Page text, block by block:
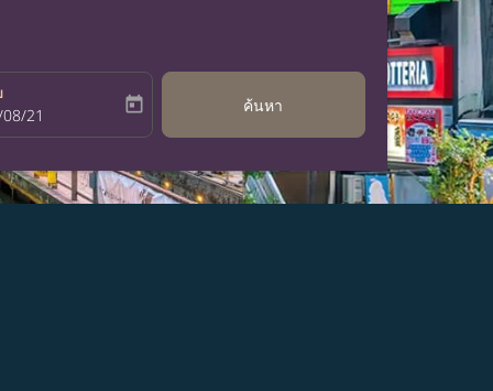
return-date-aria-label
21 today ค้นหา